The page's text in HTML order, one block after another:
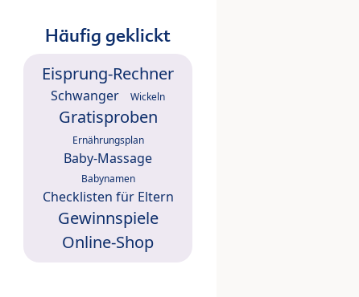
Häufig geklickt
Eisprung-Rechner
Schwanger Wickeln
Gratisproben
Ernährungsplan
Baby-Massage
Babynamen
Checklisten für Eltern
Gewinnspiele
Online-Shop